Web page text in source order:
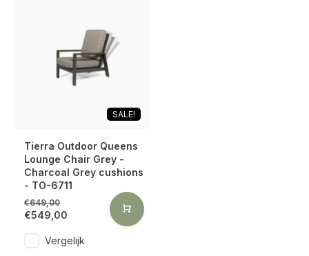
SALE!
Tierra Outdoor Queens
Lounge Chair Grey -
Charcoal Grey cushions
- TO-6711
€649,00
€549,00
Vergelijk